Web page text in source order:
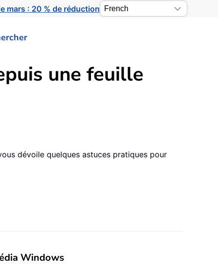
mars : 20 % de réduction
une feuille
dévoile quelques astuces pratiques pour
Windows